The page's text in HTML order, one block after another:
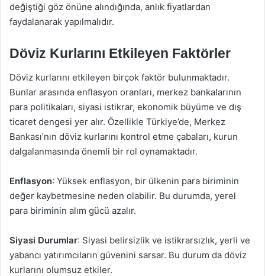
değiştiği göz önüne alındığında, anlık fiyatlardan
faydalanarak yapılmalıdır.
Döviz Kurlarını Etkileyen Faktörler
Döviz kurlarını etkileyen birçok faktör bulunmaktadır.
Bunlar arasında enflasyon oranları, merkez bankalarının
para politikaları, siyasi istikrar, ekonomik büyüme ve dış
ticaret dengesi yer alır. Özellikle Türkiye’de, Merkez
Bankası’nın döviz kurlarını kontrol etme çabaları, kurun
dalgalanmasında önemli bir rol oynamaktadır.
Enflasyon: Yüksek enflasyon, bir ülkenin para biriminin
değer kaybetmesine neden olabilir. Bu durumda, yerel
para biriminin alım gücü azalır.
Siyasi Durumlar: Siyasi belirsizlik ve istikrarsızlık, yerli ve
yabancı yatırımcıların güvenini sarsar. Bu durum da döviz
kurlarını olumsuz etkiler.